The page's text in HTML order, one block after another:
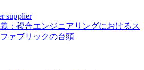
：複合エンジニアリングにおけるス
ァブリックの台頭